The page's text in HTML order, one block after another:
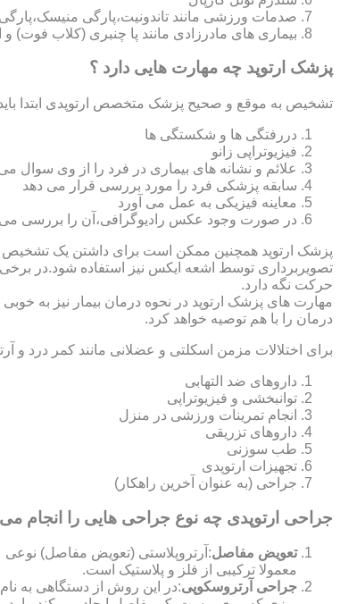
صدمات ورزشی مانند تاندونیت،پارگی
بیماری های مادرزادی مانند پا چنبری (کلاب فوت) و
پزشک ارتوپد چه مهارت هایی دارد ؟
تشخیص به موقع و صحیح پزشک متخصص ارتوپدی ابتدا باید
دررفتگی ها و شکستگی ها
فیزیوتراپی زانو
علائم و نشانه های بیماری در فرد را از وی سوال
سابقه پزشکی فرد را مورد بررسی قرار می دهد
معاینه فیزیکی به عمل می آورد
در صورت وجود عکس رادیوگرافی،آن را بررسی می‎ نماید
تصویربرداری توسط اشعه ایکس نیز استفاده شود.در برخی
حرکت نگه دارد.
مهارت های پزشک ارتوپد در نحوه درمان بیمار نیز به
درمان را با هم توصیه خواهد کرد.
برای اختلالات مزمن اسکلتی و عضلانی مانند کمر درد و
داروهای ضد التهابی
توانبخشی و فیزیوتراپی
انجام تمرینات ورزشی در منزل
داروهای تزریقی
طب سوزنی
تجهیزات ارتوپدی
جراحی (به عنوان آخرین راهکار)
جراحی ارتوپدی چه نوع جراحی هایی را انجام
تعویض مفاصل:آرتروپلاستی (تعویض مفاصل)
معمولا ترکیبی از فلز و پلاستیک است.
جراحی آرتروسکوپی:در این روش از دستگاهی به